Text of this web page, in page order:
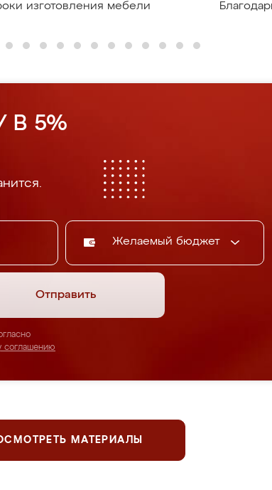
изготовления мебели
В 5%
Желаемый бюджет
Отправить
соглашению
МАТЕРИАЛЫ